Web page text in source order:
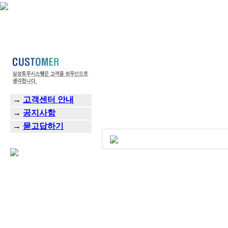
→ 고객센터 안내
→ 공지사항
→ 묻고답하기